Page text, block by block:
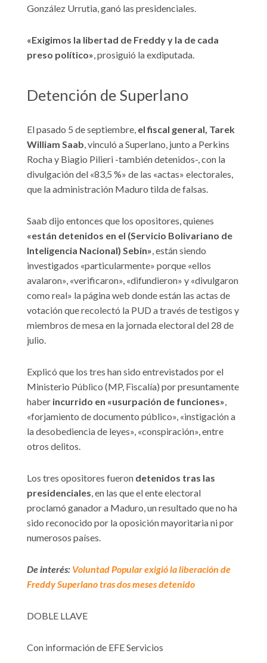
González Urrutia, ganó las presidenciales.
«Exigimos la libertad de Freddy y la de cada
preso político», prosiguió la exdiputada.
Detención de Superlano
El pasado 5 de septiembre, el fiscal general, Tarek
William Saab, vinculó a Superlano, junto a Perkins
Rocha y Biagio Pilieri -también detenidos-, con la
divulgación del «83,5 %» de las «actas» electorales,
que la administración Maduro tilda de falsas.
Saab dijo entonces que los opositores, quienes
«están detenidos en el (Servicio Bolivariano de
Inteligencia Nacional) Sebin», están siendo
investigados «particularmente» porque «ellos
avalaron», «verificaron», «difundieron» y «divulgaron
como real» la página web donde están las actas de
votación que recolectó la PUD a través de testigos y
miembros de mesa en la jornada electoral del 28 de
julio.
Explicó que los tres han sido entrevistados por el
Ministerio Público (MP, Fiscalía) por presuntamente
haber incurrido en «usurpación de funciones»,
«forjamiento de documento público», «instigación a
la desobediencia de leyes», «conspiración», entre
otros delitos.
Los tres opositores fueron detenidos tras las
presidenciales, en las que el ente electoral
proclamó ganador a Maduro, un resultado que no ha
sido reconocido por la oposición mayoritaria ni por
numerosos países.
De interés: Voluntad Popular exigió la liberación de
Freddy Superlano tras dos meses detenido
DOBLE LLAVE
Con información de EFE Servicios